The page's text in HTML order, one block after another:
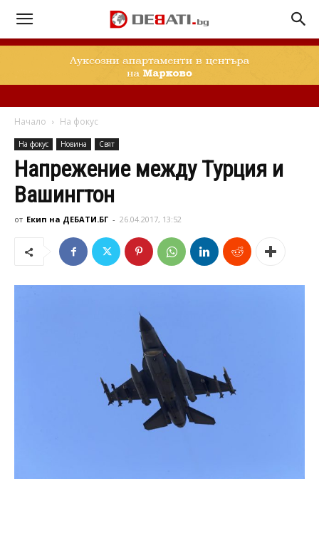
Начало На фокус
На фокус Новина Свят
Напрежение между Турция и
Вашингтон
от Екип на ДЕБАТИ.БГ - 26.04.2017, 13:52